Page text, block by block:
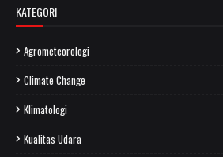
KATEGORI
Agrometeorologi
Climate Change
Klimatologi
Kualitas Udara